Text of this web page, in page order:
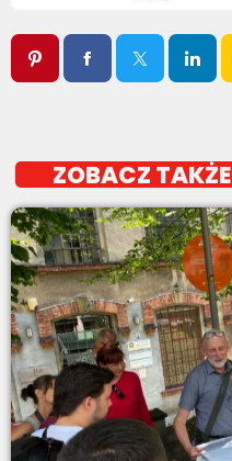
ZOBACZ TAKŻE